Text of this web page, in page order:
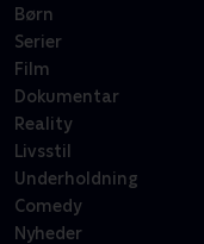
Børn
Serier
Film
Dokumentar
Reality
Livsstil
Underholdning
Comedy
Nyheder